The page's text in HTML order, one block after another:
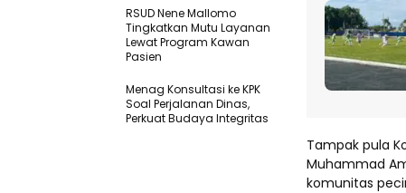
Tampak pula
Muhammad
komunitas
RSUD Nene Mallomo
Tingkatkan Mutu Layanan
Lewat Program Kawan
Pasien
Menag Konsultasi ke KPK
Soal Perjalanan Dinas,
Perkuat Budaya Integritas